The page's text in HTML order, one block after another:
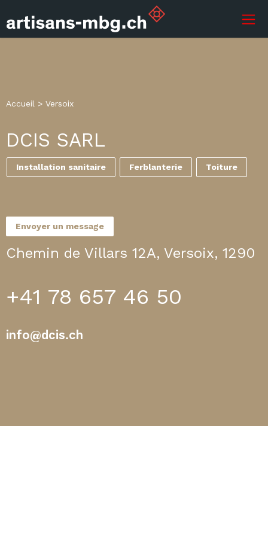
Accueil > Versoix
DCIS SARL
Installation sanitaire Ferblanterie Toiture
Envoyer un message
Chemin de Villars 12A, Versoix, 1290
+41 78 657 46 50
info@dcis.ch